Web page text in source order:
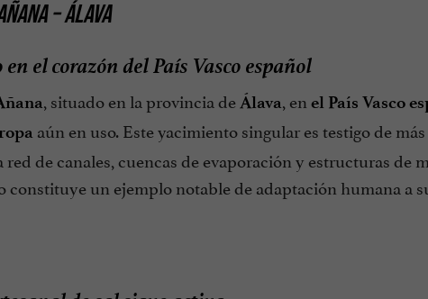
– ÁLAVA
el corazón del País Vasco español
, situado en la provincia de Álava , en el País Vasco
aún en uso. Este yacimiento singular es testigo de
de canales, cuencas de evaporación y estructuras de
constituye un ejemplo notable de adaptación humana a